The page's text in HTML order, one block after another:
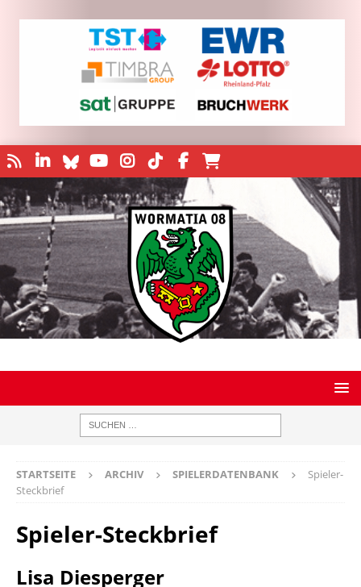
STARTSEITE ARCHIV SPIELERDATENBANK
Spieler-
Steckbrief
Spieler-Steckbrief
Lisa Diesperger